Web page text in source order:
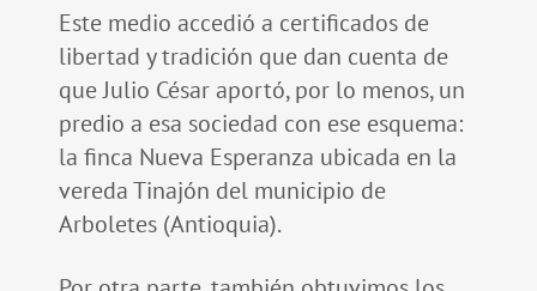
Este medio accedió a certificados de
libertad y tradición que dan cuenta de
que Julio César aportó, por lo menos, un
predio a esa sociedad con ese esquema:
la finca Nueva Esperanza ubicada en la
vereda Tinajón del municipio de
Arboletes (Antioquia).